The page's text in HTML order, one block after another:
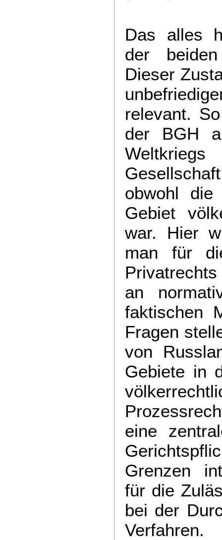
Das alles
der
Dieser
relevant.
der BGH
obwohl die
Gebiet
war. Hier
man für
an
faktischen
Fragen
von
Gebiete in
eine
Grenzen
für die
bei der
Verfahren.